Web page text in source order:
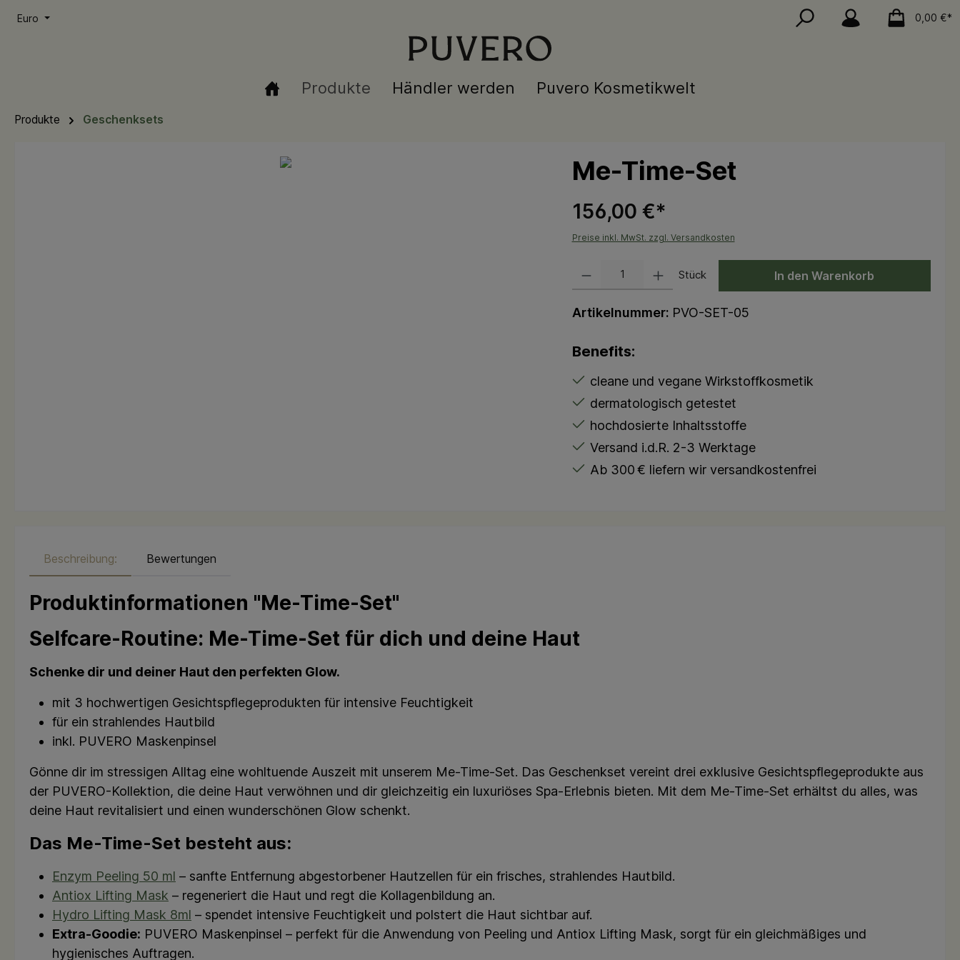
Euro 0,00 €*
Produkte Händler werden Puvero Kosmetikwelt
Produkte Geschenksets
Me-Time-Set
156,00 €*
Preise inkl. MwSt. zzgl. Versandkosten
Stück In den Warenkorb
Artikelnummer: PVO-SET-05
Benefits:
cleane und vegane Wirkstoffkosmetik
dermatologisch getestet
hochdosierte Inhaltsstoffe
Versand i.d.R. 2-3 Werktage
Ab 300 € liefern wir versandkostenfrei
Beschreibung: Bewertungen
Produktinformationen "Me-Time-Set"
Selfcare-Routine: Me-Time-Set für dich und deine Haut
Schenke dir und deiner Haut den perfekten Glow.
mit 3 hochwertigen Gesichtspflegeprodukten für intensive Feuchtigkeit
für ein strahlendes Hautbild
inkl. PUVERO Maskenpinsel
Gönne dir im stressigen Alltag eine wohltuende Auszeit mit unserem Me-Time-Set. Das Geschenkset vereint drei exklusive Gesichtspflegeprodukte aus
der PUVERO-Kollektion, die deine Haut verwöhnen und dir gleichzeitig ein luxuriöses Spa-Erlebnis bieten. Mit dem Me-Time-Set erhältst du alles, was
deine Haut revitalisiert und einen wunderschönen Glow schenkt.
Das Me-Time-Set besteht aus:
Enzym Peeling 50 ml – sanfte Entfernung abgestorbener Hautzellen für ein frisches, strahlendes Hautbild.
Antiox Lifting Mask – regeneriert die Haut und regt die Kollagenbildung an.
Hydro Lifting Mask 8ml – spendet intensive Feuchtigkeit und polstert die Haut sichtbar auf.
Extra-Goodie: PUVERO Maskenpinsel – perfekt für die Anwendung von Peeling und Antiox Lifting Mask, sorgt für ein gleichmäßiges und
hygienisches Auftragen.